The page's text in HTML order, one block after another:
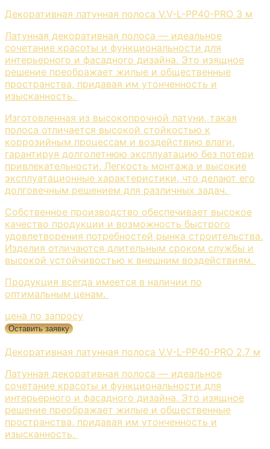
Декоративная латунная полоса V.V-L-PP40-PRO 3 м
Латунная декоративная полоса — идеальное
сочетание красоты и функциональности для
интерьерного и фасадного дизайна. Это изящное
решение преображает жилые и общественные
пространства, придавая им утонченность и
изысканность.
Изготовленная из высокопрочной латуни, такая
полоса отличается высокой стойкостью к
коррозийным процессам и воздействию влаги,
гарантируя долголетнюю эксплуатацию без потери
привлекательности. Легкость монтажа и высокие
эксплуатационные характеристики, что делают его
долговечным решением для различных задач.
Собственное производство обеспечивает высокое
качество продукции и возможность быстрого
удовлетворения потребностей рынка строительства.
Изделия отличаются длительным сроком службы и
высокой устойчивостью к внешним воздействиям.
Продукция всегда имеется в наличии по
оптимальным ценам.
цена по запросу
Оставить заявку
Декоративная латунная полоса V.V-L-PP40-PRO 2,7 м
Латунная декоративная полоса — идеальное
сочетание красоты и функциональности для
интерьерного и фасадного дизайна. Это изящное
решение преображает жилые и общественные
пространства, придавая им утонченность и
изысканность.